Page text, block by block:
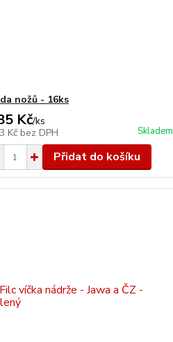
nožů - 16ks
Kč/ks
Kč bez DPH Skladem
Přidat do košíku